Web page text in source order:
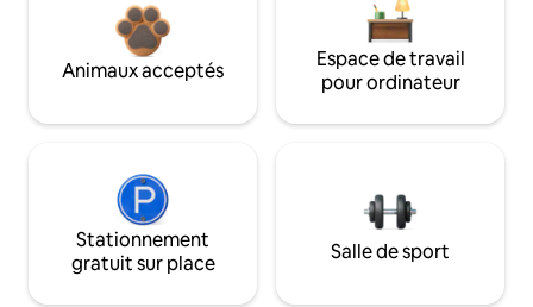
Animaux acceptés
Espace de travail
pour ordinateur
Stationnement
gratuit sur place
Salle de sport